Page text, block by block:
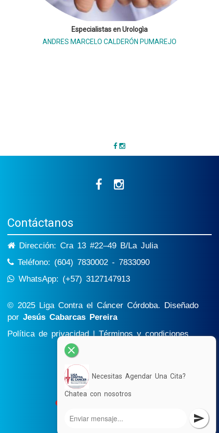
Especialistas en Urologìa
ANDRES MARCELO CALDERÓN PUMAREJO
close
Necesitas Agendar Una Cita?
Chatea con nosotros
send
Contáctanos
Dirección: Cra 13 #22–49 B/La Julia
Teléfono: (604) 7830002 - 7833090
WhatsApp: (+57) 3127147913
© 2025 Liga Contra el Cáncer Córdoba. Diseñado
por Jesús Cabarcas Pereira
Política de privacidad|Términos y condiciones